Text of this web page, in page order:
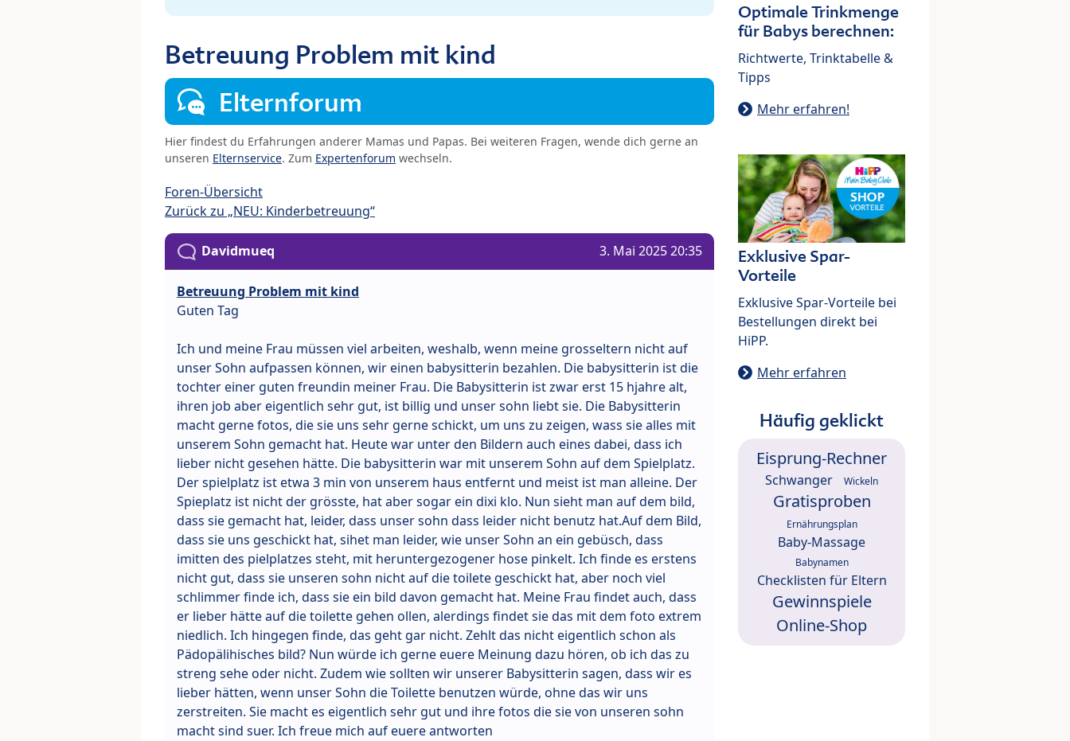
Betreuung Problem mit kind
Elternforum
Hier findest du Erfahrungen anderer Mamas und Papas. Bei weiteren Fragen, wende dich gerne an
unseren Elternservice. Zum Expertenforum wechseln.
Foren-Übersicht
Zurück zu „NEU: Kinderbetreuung“
Davidmueq 3. Mai 2025 20:35
Betreuung Problem mit kind
Guten Tag
Ich und meine Frau müssen viel arbeiten, weshalb, wenn meine grosseltern nicht auf
unser Sohn aufpassen können, wir einen babysitterin bezahlen. Die babysitterin ist die
tochter einer guten freundin meiner Frau. Die Babysitterin ist zwar erst 15 hjahre alt,
ihren job aber eigentlich sehr gut, ist billig und unser sohn liebt sie. Die Babysitterin
macht gerne fotos, die sie uns sehr gerne schickt, um uns zu zeigen, wass sie alles mit
unserem Sohn gemacht hat. Heute war unter den Bildern auch eines dabei, dass ich
lieber nicht gesehen hätte. Die babysitterin war mit unserem Sohn auf dem Spielplatz.
Der spielplatz ist etwa 3 min von unserem haus entfernt und meist ist man alleine. Der
Spieplatz ist nicht der grösste, hat aber sogar ein dixi klo. Nun sieht man auf dem bild,
dass sie gemacht hat, leider, dass unser sohn dass leider nicht benutz hat.Auf dem Bild,
dass sie uns geschickt hat, sihet man leider, wie unser Sohn an ein gebüsch, dass
imitten des pielplatzes steht, mit heruntergezogener hose pinkelt. Ich finde es erstens
nicht gut, dass sie unseren sohn nicht auf die toilete geschickt hat, aber noch viel
schlimmer finde ich, dass sie ein bild davon gemacht hat. Meine Frau findet auch, dass
er lieber hätte auf die toilette gehen ollen, alerdings findet sie das mit dem foto extrem
niedlich. Ich hingegen finde, das geht gar nicht. Zehlt das nicht eigentlich schon als
Pädopälihisches bild? Nun würde ich gerne euere Meinung dazu hören, ob ich das zu
streng sehe oder nicht. Zudem wie sollten wir unserer Babysitterin sagen, dass wir es
lieber hätten, wenn unser Sohn die Toilette benutzen würde, ohne das wir uns
zerstreiten. Sie macht es eigentlich sehr gut und ihre fotos die sie von unseren sohn
macht sind suer. Ich freue mich auf euere antworten
Optimale Trinkmenge
für Babys berechnen:
Richtwerte, Trinktabelle &
Tipps
Mehr erfahren!
Exklusive Spar-
Vorteile
Exklusive Spar-Vorteile bei
Bestellungen direkt bei
HiPP.
Mehr erfahren
Häufig geklickt
Eisprung-Rechner
Schwanger Wickeln
Gratisproben
Ernährungsplan
Baby-Massage
Babynamen
Checklisten für Eltern
Gewinnspiele
Online-Shop